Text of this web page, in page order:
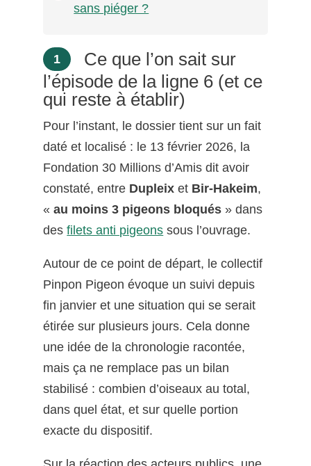
sans piéger ?
1
Ce que l’on sait sur
l’épisode de la ligne 6 (et ce
qui reste à établir)
Pour l’instant, le dossier tient sur un fait
daté et localisé : le 13 février 2026, la
Fondation 30 Millions d’Amis dit avoir
constaté, entre Dupleix et Bir-Hakeim,
«au moins 3 pigeons bloqués » dans
desfilets anti pigeons sous l’ouvrage.
Autour de ce point de départ, le collectif
Pinpon Pigeon évoque un suivi depuis
fin janvier et une situation qui se serait
étirée sur plusieurs jours. Cela donne
une idée de la chronologie racontée,
mais ça ne remplace pas un bilan
stabilisé : combien d’oiseaux au total,
dans quel état, et sur quelle portion
exacte du dispositif.